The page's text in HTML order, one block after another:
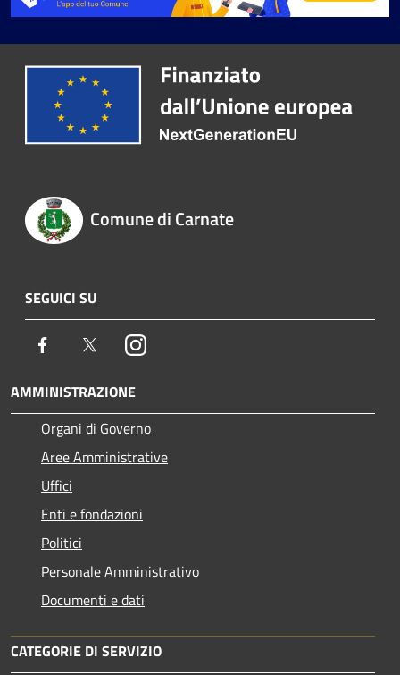
Comune di Carnate
SEGUICI SU
Facebook TwitterInstagram
AMMINISTRAZIONE
Organi di Governo
Aree Amministrative
Uffici
Enti e fondazioni
Politici
Personale Amministrativo
Documenti e dati
CATEGORIE DI SERVIZIO